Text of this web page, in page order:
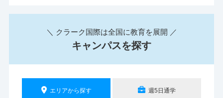
＼ クラーク国際は全国に教育を展開 ／
キャンパスを探す
エリアから探す 週5日通学